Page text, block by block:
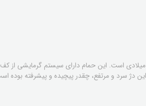
یکی از شگفت‌انگیزترین بخش‌های آمبرد، بقایای یک حمام عمومی مربوط به قرن ۱۰ تا ۱۱ میلادی است. این حمام دارای سیستم گرمایشی از کف